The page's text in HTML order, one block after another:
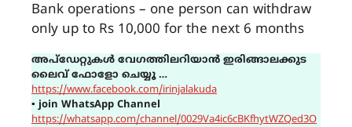
Bank operations – one person can withdraw
only up to Rs 10,000 for the next 6 months
അപ്ഡേറ്റുകൾ വേഗത്തിലറിയാൻ ഇരിങ്ങാലക്കുട
ലൈവ് ഫോളോ ചെയ്യൂ …
https://www.facebook.com/irinjalakuda
▪ join WhatsApp Channel
https://whatsapp.com/channel/0029Va4ic6cBKfhytWZQed3O